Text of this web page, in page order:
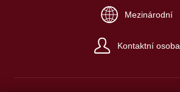
Mezinárodní
Kontaktní osoba